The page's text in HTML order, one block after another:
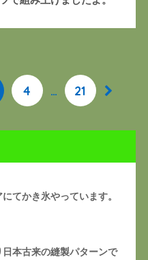
4 … 21
てかき氷やっています。
本古来の縫製パターンで